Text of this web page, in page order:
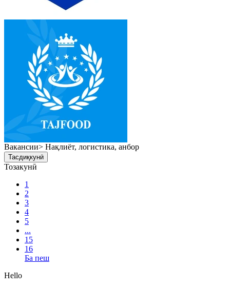
Вакансии> Нақлиёт, логистика, анбор
Тасдиқкунӣ
Тозакунӣ
1
2
3
4
5
...
15
16
Ба пеш
Hello